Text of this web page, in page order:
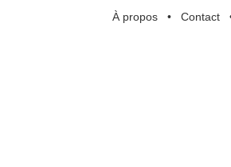
À propos• Contact